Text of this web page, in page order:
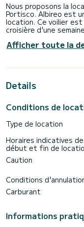
Nous proposons la
Portisco. Albireo est
location. Ce voilier
croisière d'une
Le bateau dispose de
capacité de bateau
vacances
Pour votre confort,
équipements suivants
de location, vous
plateforme Samboat.
Afficher toute la
Details
Conditions de
Type de location
Horaires indicatives de
début et fin de
Caution
Conditions
Carburant
Informations